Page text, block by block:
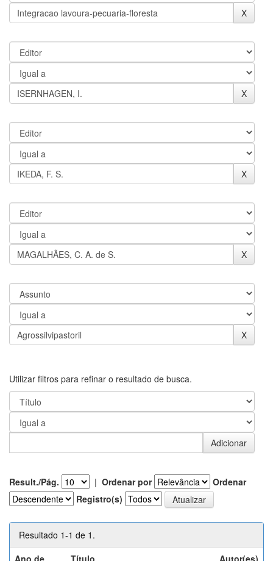
Utilizar filtros para refinar o resultado de busca.
Result./Pág. | Ordenar por
Ordenar
Registro(s)
Resultado 1-1 de 1.
Ano de
Título Autor(es)